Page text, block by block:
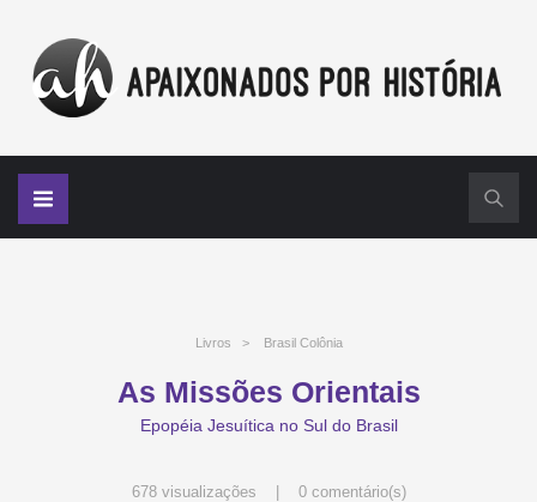
Livros > Brasil Colônia
As Missões Orientais
Epopéia Jesuítica no Sul do Brasil
678 visualizações | 0 comentário(s)